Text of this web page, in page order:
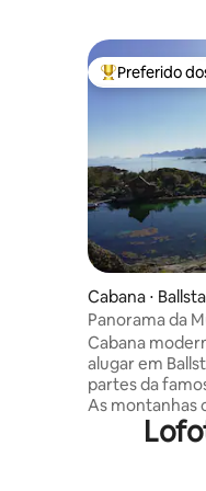
Entre os
Preferido
Cabana ⋅
Panorama da
Cabana moderna, nova em
alugar em
partes da
As montanhas
ficam mesmo